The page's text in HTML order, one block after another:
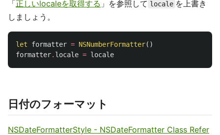
「正しいlocaleを取得する 」を参照して locale を上書き
しましょう。
let formatter = NSNumberFormatter()
formatter. locale = locale
日付のフォーマット
NSDateFormatterStyle - NSDateFormatter Class Refer